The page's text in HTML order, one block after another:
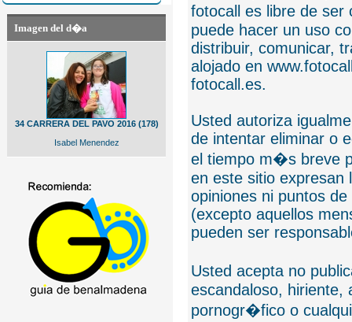
Imagen del d�a
34 CARRERA DEL PAVO 2016 (178)
Isabel Menendez
fotocall es libre de
puede hacer un uso
distribuir, comunicar,
alojado en
fotocall.es.
Usted autoriza
de intentar eliminar o
el tiempo m�s breve
en este sitio expresan
opiniones ni puntos
(excepto aquellos
pueden ser
Usted acepta no
escandaloso, hiriente,
pornogr�fico o